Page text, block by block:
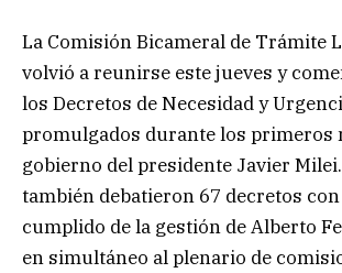
La Comisión Bicameral de Trámite
volvió a reunirse este jueves y
los Decretos de Necesidad y
promulgados durante los primeros
gobierno del presidente Javier
también debatieron 67 decretos
cumplido de la gestión de Alberto
en simultáneo al plenario de